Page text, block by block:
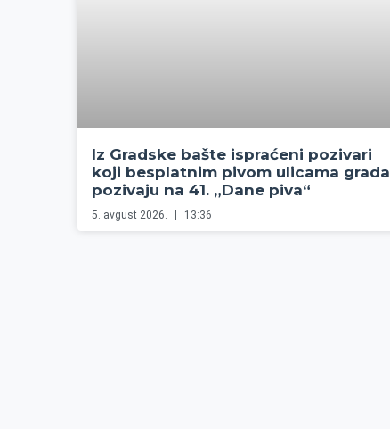
Iz Gradske bašte ispraćeni pozivari
koji besplatnim pivom ulicama grada
pozivaju na 41. „Dane piva“
5. avgust 2026. 13:36